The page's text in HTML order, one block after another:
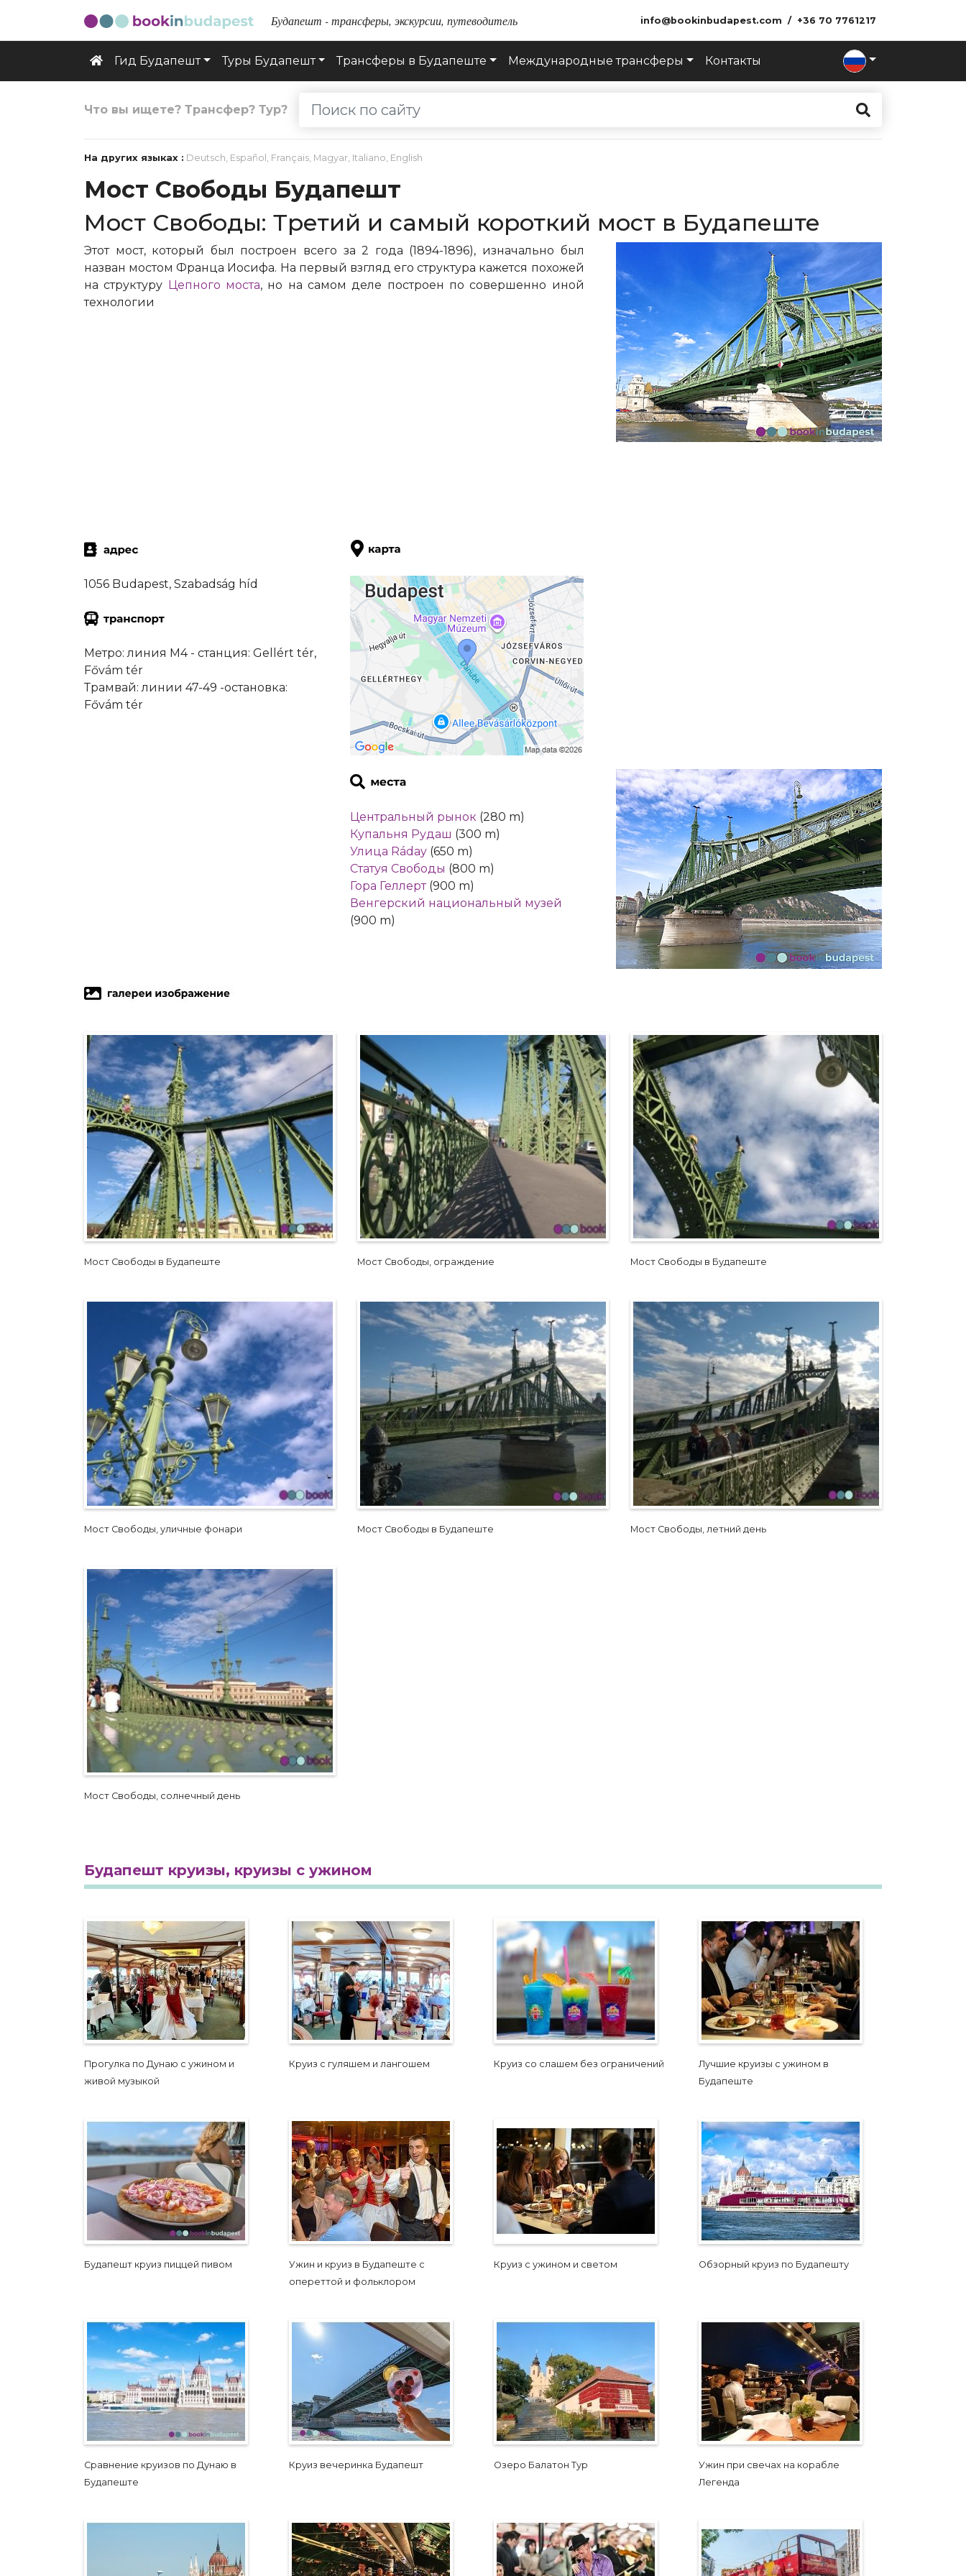
Будапешт - трансферы, экскурсии, путеводитель info@bookinbudapest.com +36 70 7761217
Гид Будапешт Туры Будапешт Трансферы в Будапеште Международные трансферы Контакты
Что вы ищете? Трансфер? Тур?
На других языках : Deutsch, Español , Français, Magyar, Italiano, English
Мост Свободы Будапешт
Мост Свободы: Третий и самый короткий мост в Будапеште
Этот мост, который был построен всего за 2 года (1894-1896), изначально был
назван мостом Франца Иосифа. На первый взгляд его структура кажется похожей
на структуру Цепного моста, но на самом деле построен по совершенно иной
технологии
1056 Budapest, Szabadság híd
Метро: линия M4 - cтанция: Gellért tér,
Fővám tér
Трамвай: линии 47-49 -остановка:
Fővám tér
Центральный рынок (280 m)
Купальня Рудаш (300 m)
Улица Ráday (650 m)
Статуя Свободы (800 m)
Гора Геллерт(900 m)
Венгерский национальный музей
(900 m)
Мост Свободы в Будапеште Мост Свободы, ограждение Мост Свободы в Будапеште
Мост Свободы, уличные фонари Мост Свободы в Будапеште Мост Свободы, летний день
Мост Свободы, солнечный день
Будапешт круизы, круизы с ужином
Прогулка по Дунаю с ужином и
живой музыкой
Круиз с гуляшем и лангошем Круиз со слашем без ограничений
Лучшие круизы с ужином в
Будапеште
Будапешт круиз пиццей пивом
Ужин и круиз в Будапеште с
опереттой и фольклором
Круиз с ужином и светом Обзорный круиз по Будапешту
Сравнение круизов по Дунаю в
Будапеште
Круиз вечеринка Будапешт Озеро Балатон Тур
Ужин при свечах на корабле
Легенда